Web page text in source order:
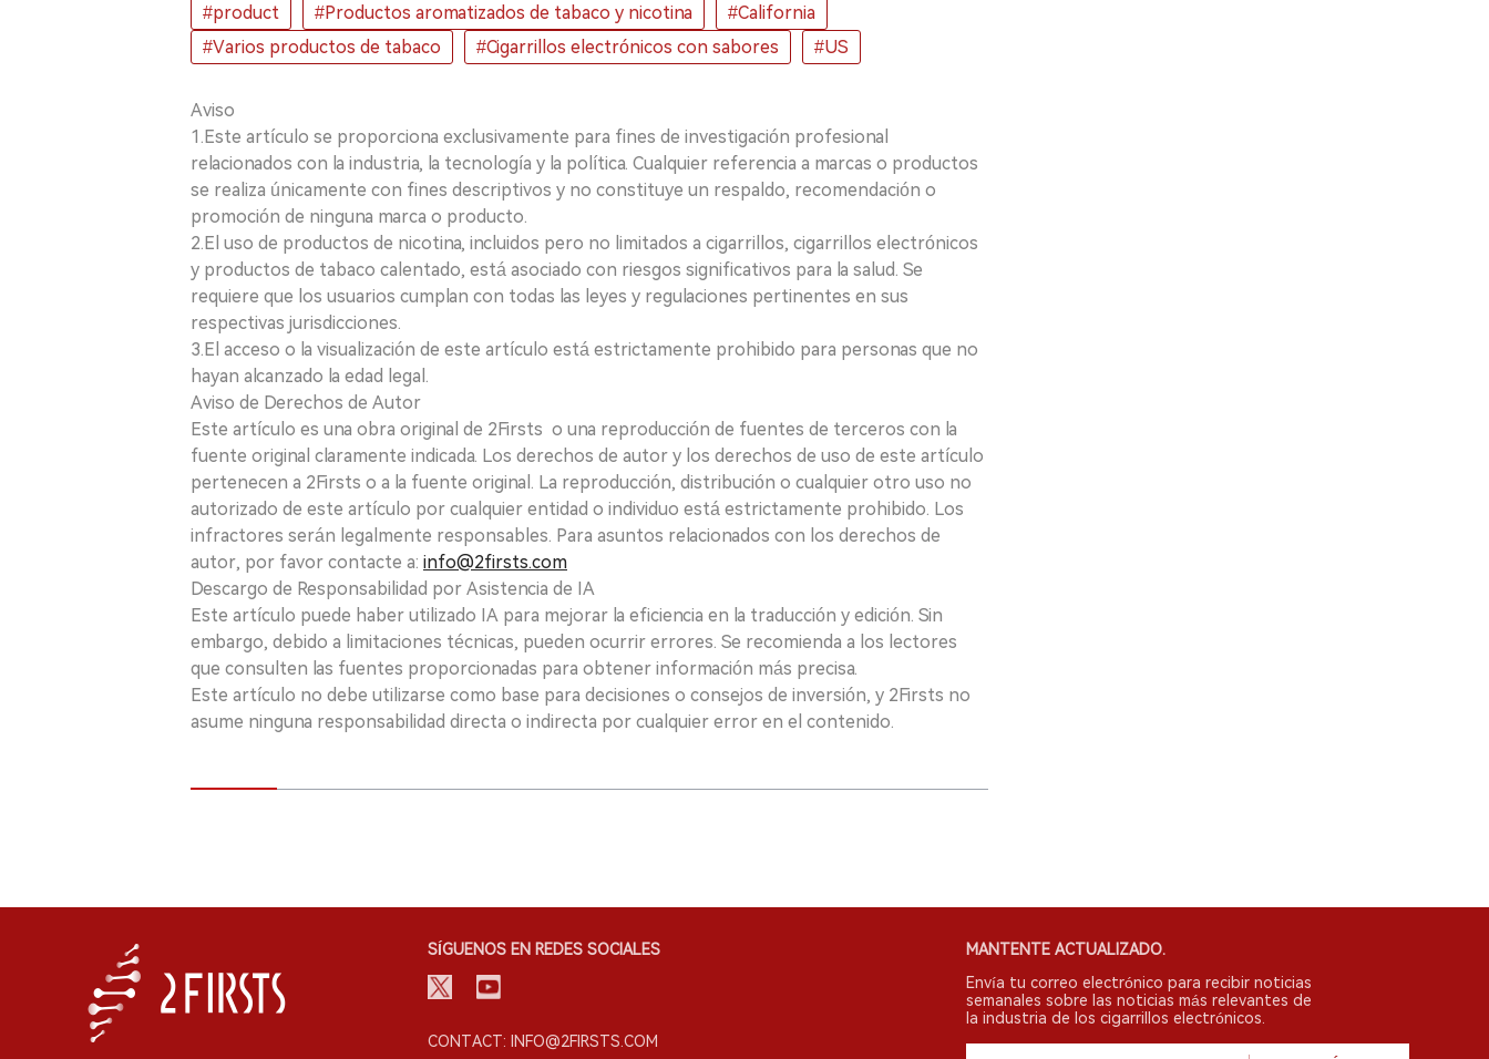
#product #Productos aromatizados de tabaco y nicotina
#California
#Varios productos de tabaco
#Cigarrillos electrónicos con sabores #US
Aviso
1.Este artículo se proporciona exclusivamente para fines de investigación profesional
relacionados con la industria, la tecnología y la política. Cualquier referencia a marcas o productos
se realiza únicamente con fines descriptivos y no constituye un respaldo, recomendación o
promoción de ninguna marca o producto.
2.El uso de productos de nicotina, incluidos pero no limitados a cigarrillos, cigarrillos electrónicos
y productos de tabaco calentado, está asociado con riesgos significativos para la salud. Se
requiere que los usuarios cumplan con todas las leyes y regulaciones pertinentes en sus
respectivas jurisdicciones.
3.El acceso o la visualización de este artículo está estrictamente prohibido para personas que no
hayan alcanzado la edad legal.
Aviso de Derechos de Autor
Este artículo es una obra original de 2Firsts o una reproducción de fuentes de terceros con la
fuente original claramente indicada. Los derechos de autor y los derechos de uso de este artículo
pertenecen a 2Firsts o a la fuente original. La reproducción, distribución o cualquier otro uso no
autorizado de este artículo por cualquier entidad o individuo está estrictamente prohibido. Los
infractores serán legalmente responsables. Para asuntos relacionados con los derechos de
autor, por favor contacte a: info@2firsts.com
Descargo de Responsabilidad por Asistencia de IA
Este artículo puede haber utilizado IA para mejorar la eficiencia en la traducción y edición. Sin
embargo, debido a limitaciones técnicas, pueden ocurrir errores. Se recomienda a los lectores
que consulten las fuentes proporcionadas para obtener información más precisa.
Este artículo no debe utilizarse como base para decisiones o consejos de inversión, y 2Firsts no
asume ninguna responsabilidad directa o indirecta por cualquier error en el contenido.
SÍGUENOS EN REDES SOCIALES
CONTACT: INFO@2FIRSTS.COM
MANTENTE ACTUALIZADO.
Envía tu correo electrónico para recibir noticias
semanales sobre las noticias más relevantes de
la industria de los cigarrillos electrónicos.